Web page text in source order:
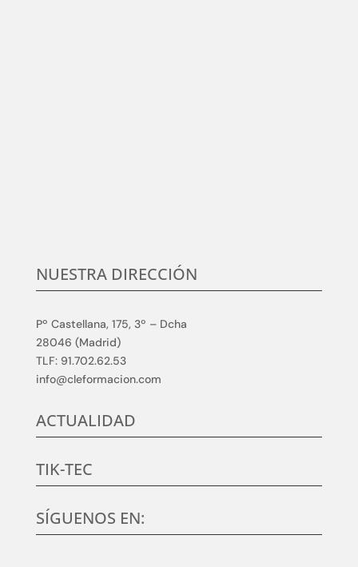
NUESTRA DIRECCIÓN
Pº Castellana, 175, 3º – Dcha
28046 (Madrid)
TLF: 91.702.62.53
info@cleformacion.com
ACTUALIDAD
TIK-TEC
SÍGUENOS EN: